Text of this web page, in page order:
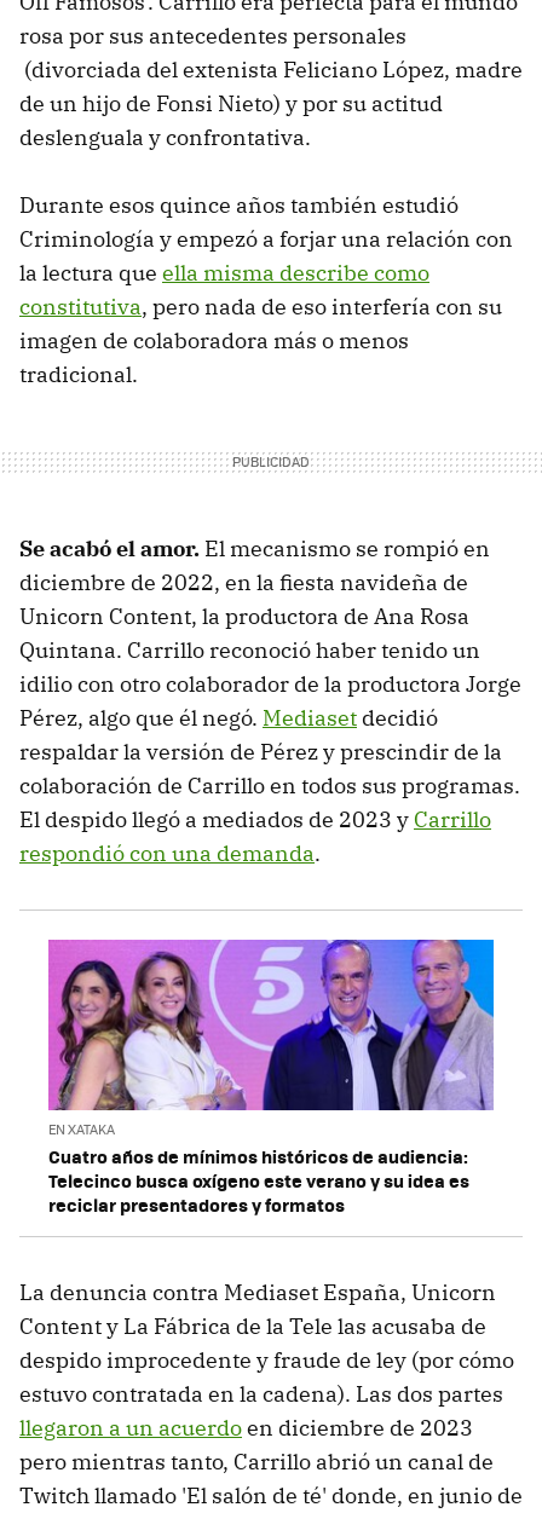
rosa por sus antecedentes personales
(divorciada del extenista Feliciano López, madre
de un hijo de Fonsi Nieto) y por su actitud
deslenguala y confrontativa.
Durante esos quince años también estudió
Criminología y empezó a forjar una relación con
la lectura que ella misma describe como
constitutiva, pero nada de eso interfería con su
imagen de colaboradora más o menos
tradicional.
Se acabó el amor. El mecanismo se rompió en
diciembre de 2022, en la fiesta navideña de
Unicorn Content, la productora de Ana Rosa
Quintana. Carrillo reconoció haber tenido un
idilio con otro colaborador de la productora Jorge
Pérez, algo que él negó. Mediaset decidió
respaldar la versión de Pérez y prescindir de la
colaboración de Carrillo en todos sus programas.
El despido llegó a mediados de 2023 y Carrillo
respondió con una demanda.
EN XATAKA
Cuatro años de mínimos históricos de audiencia:
Telecinco busca oxígeno este verano y su idea es
reciclar presentadores y formatos
La denuncia contra Mediaset España, Unicorn
Content y La Fábrica de la Tele las acusaba de
despido improcedente y fraude de ley (por cómo
estuvo contratada en la cadena). Las dos partes
llegaron a un acuerdoen diciembre de 2023
pero mientras tanto, Carrillo abrió un canal de
Twitch llamado 'El salón de té' donde, en junio de